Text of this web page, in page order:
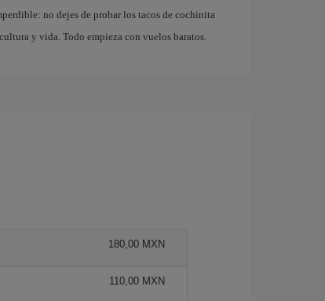
no dejes de probar los tacos de cochinita
y vida. Todo empieza con vuelos baratos.
180,00 MXN
110,00 MXN